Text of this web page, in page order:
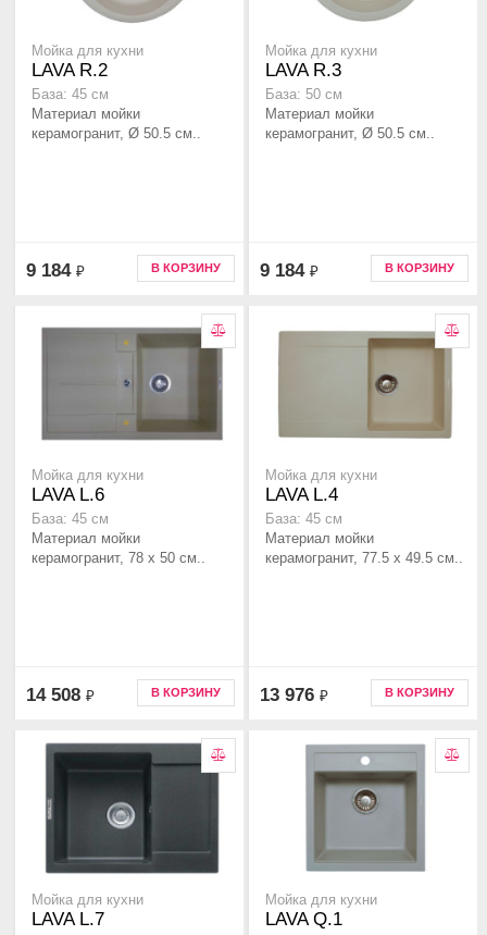
Мойка для кухни
LAVA R.2
База: 45 см
Материал мойки
керамогранит, Ø 50.5 см..
9 184 ₽ В КОРЗИНУ
Мойка для кухни
LAVA R.3
База: 50 см
Материал мойки
керамогранит, Ø 50.5 см..
9 184 ₽ В КОРЗИНУ
Мойка для кухни
LAVA L.6
База: 45 см
Материал мойки
керамогранит, 78 x 50 см..
14 508 ₽ В КОРЗИНУ
Мойка для кухни
LAVA L.4
База: 45 см
Материал мойки
керамогранит, 77.5 x 49.5 см..
13 976 ₽ В КОРЗИНУ
Мойка для кухни
LAVA L.7
Мойка для кухни
LAVA Q.1